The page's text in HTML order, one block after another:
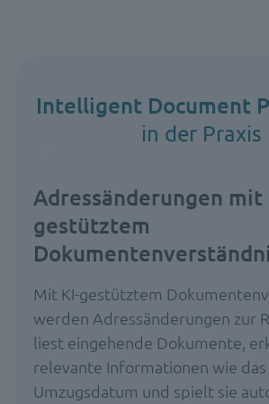
Intelligent Document
in der Praxis
Adressänderungen mit
gestütztem
Mit KI-gestütztem
werden Adressänderungen zur
liest eingehende Dokumente,
relevante Informationen wie das
Umzugsdatum und spielt sie